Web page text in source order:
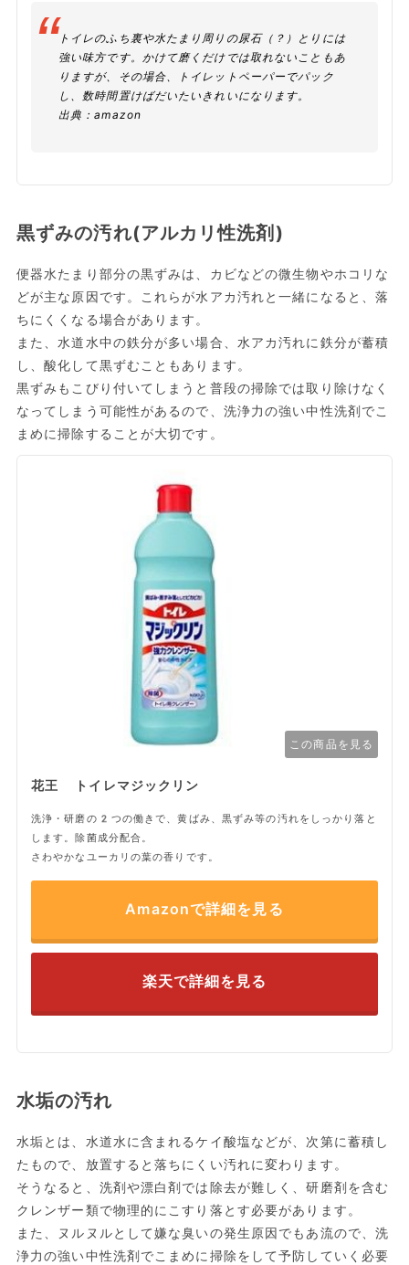
トイレのふち裏や水たまり周りの尿石（？）とりには
強い味方です。かけて磨くだけでは取れないこともあ
りますが、その場合、トイレットペーパーでパック
し、数時間置けばだいたいきれいになります。
出典：amazon
黒ずみの汚れ(アルカリ性洗剤)
便器水たまり部分の黒ずみは、カビなどの微生物やホコリな
どが主な原因です。これらが水アカ汚れと一緒になると、落
ちにくくなる場合があります。
また、水道水中の鉄分が多い場合、水アカ汚れに鉄分が蓄積
し、酸化して黒ずむこともあります。
黒ずみもこびり付いてしまうと普段の掃除では取り除けなく
なってしまう可能性があるので、洗浄力の強い中性洗剤でこ
まめに掃除することが大切です。
この商品を見る
花王 トイレマジックリン
洗浄・研磨の2つの働きで、黄ばみ、黒ずみ等の汚れをしっかり落と
します。除菌成分配合。
さわやかなユーカリの葉の香りです。
Amazonで詳細を見る
楽天で詳細を見る
水垢の汚れ
水垢とは、水道水に含まれるケイ酸塩などが、次第に蓄積し
たもので、放置すると落ちにくい汚れに変わります。
そうなると、洗剤や漂白剤では除去が難しく、研磨剤を含む
クレンザー類で物理的にこすり落とす必要があります。
また、ヌルヌルとして嫌な臭いの発生原因でもあ流ので、洗
浄力の強い中性洗剤でこまめに掃除をして予防していく必要